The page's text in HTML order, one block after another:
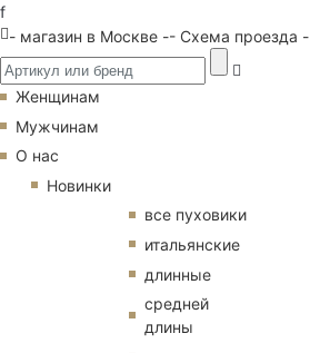
f
- магазин в Москве -- Схема проезда -
Женщинам
Мужчинам
О нас
Новинки
все пуховики
итальянские
длинные
средней
длины